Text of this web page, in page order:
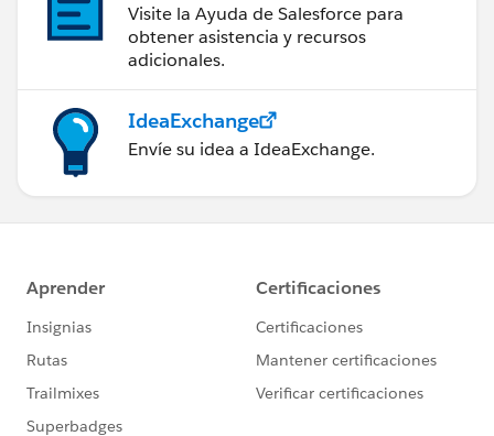
Visite la Ayuda de Salesforce para
obtener asistencia y recursos
adicionales.
IdeaExchange
Envíe su idea a IdeaExchange.